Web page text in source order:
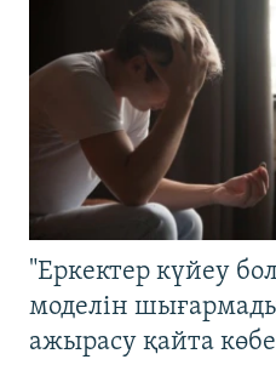
"Еркектер күйеу
моделін
ажырасу қайта